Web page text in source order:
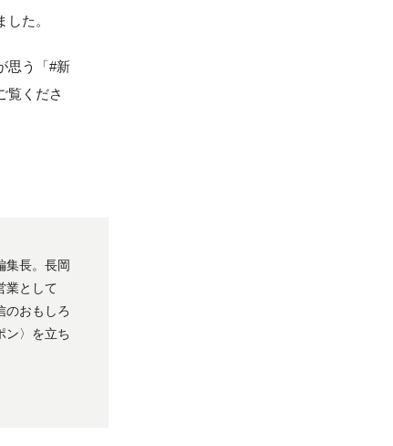
た。
思う「#新
覧くださ
集長。長岡
業として
のおもしろ
ン〉を立ち